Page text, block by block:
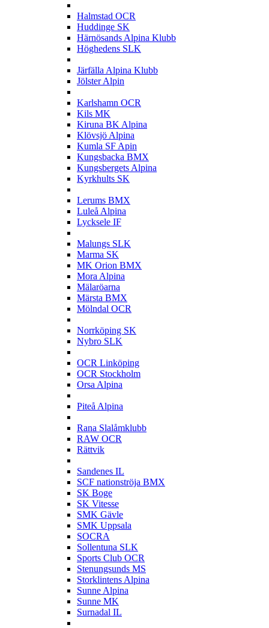
Halmstad OCR
Huddinge SK
Härnösands Alpina Klubb
Höghedens SLK
Järfälla Alpina Klubb
Jölster Alpin
Karlshamn OCR
Kils MK
Kiruna BK Alpina
Klövsjö Alpina
Kumla SF Apin
Kungsbacka BMX
Kungsbergets Alpina
Kyrkhults SK
Lerums BMX
Luleå Alpina
Lycksele IF
Malungs SLK
Marma SK
MK Orion BMX
Mora Alpina
Mälaröarna
Märsta BMX
Mölndal OCR
Norrköping SK
Nybro SLK
OCR Linköping
OCR Stockholm
Orsa Alpina
Piteå Alpina
Rana Slalåmklubb
RAW OCR
Rättvik
Sandenes IL
SCF nationströja BMX
SK Boge
SK Vitesse
SMK Gävle
SMK Uppsala
SOCRA
Sollentuna SLK
Sports Club OCR
Stenungsunds MS
Storklintens Alpina
Sunne Alpina
Sunne MK
Surnadal IL